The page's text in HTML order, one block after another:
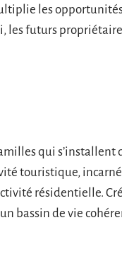
les
les futurs
qui s’installent
touristique,
résidentielle.
bassin de vie